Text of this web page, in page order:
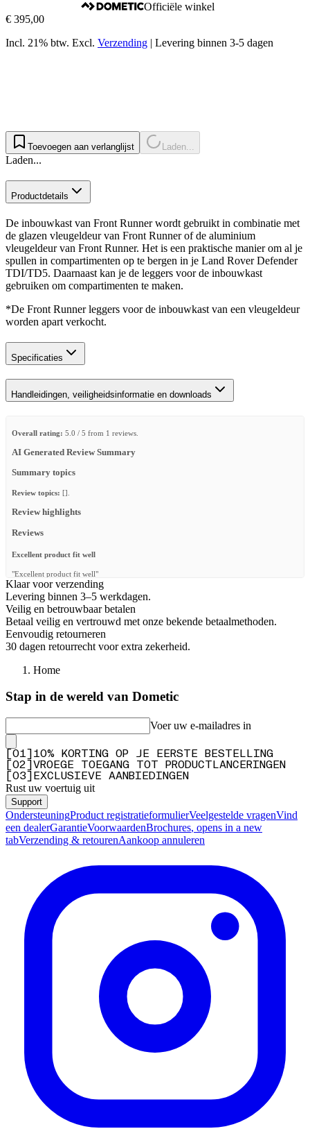
Officiële winkel
€ 395,00
Incl. 21% btw. Excl. Verzending | Levering binnen 3-5 dagen
Toevoegen aan verlanglijst Laden...
Laden...
Productdetails
De inbouwkast van Front Runner wordt gebruikt in combinatie met
de glazen vleugeldeur van Front Runner of de aluminium
vleugeldeur van Front Runner. Het is een praktische manier om al je
spullen in compartimenten op te bergen in je Land Rover Defender
TDI/TD5. Daarnaast kan je de leggers voor de inbouwkast
gebruiken om compartimenten te maken.
*De Front Runner leggers voor de inbouwkast van een vleugeldeur
worden apart verkocht.
Specificaties
Handleidingen, veiligheidsinformatie en downloads
Overall rating: 5.0 / 5 from 1 reviews.
AI Generated Review Summary
Summary topics
Review topics: [].
Review highlights
Reviews
Excellent product fit well
"Excellent product fit well"
Luke M.( 5/5
Q&A
Klaar voor verzending
Levering binnen 3–5 werkdagen.
Veilig en betrouwbaar betalen
Betaal veilig en vertrouwd met onze bekende betaalmethoden.
Eenvoudig retourneren
30 dagen retourrecht voor extra zekerheid.
Home
Stap in de wereld van Dometic
Voer uw e-mailadres in
01
10% KORTING OP JE EERSTE BESTELLING
02
VROEGE TOEGANG TOT PRODUCTLANCERINGEN
03 EXCLUSIEVE AANBIEDINGEN
Rust uw voertuig uit
Support
OndersteuningProduct registratieformulierVeelgestelde vragenVind
een dealerGarantieVoorwaardenBrochures, opens in a new
tabVerzending & retourenAankoop annuleren